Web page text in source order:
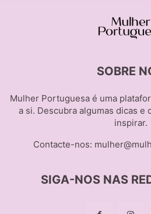
SOBRE
Mulher Portuguesa é uma
a si. Descubra algumas dicas e
inspirar.
Contacte-nos:
SIGA-NOS NAS